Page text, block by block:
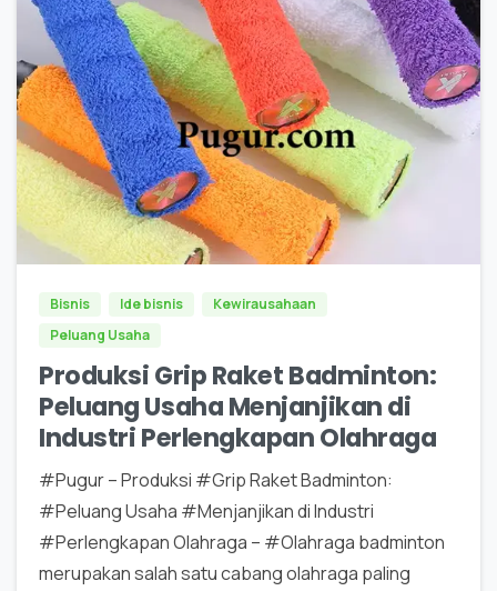
0
Bisnis Ide bisnis
Kewirausahaan
Peluang Usaha
Produksi Grip Raket Badminton:
Peluang Usaha Menjanjikan di
Industri Perlengkapan Olahraga
#Pugur – Produksi #Grip Raket Badminton:
#Peluang Usaha #Menjanjikan di Industri
#Perlengkapan Olahraga – #Olahraga badminton
merupakan salah satu cabang olahraga paling